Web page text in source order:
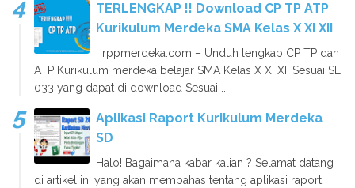
TERLENGKAP !! Download CP TP ATP
Kurikulum Merdeka SMA Kelas X XI XII
rppmerdeka.com – Unduh lengkap CP TP dan
ATP Kurikulum merdeka belajar SMA Kelas X XI XII Sesuai SE
033 yang dapat di download Sesuai ...
Aplikasi Raport Kurikulum Merdeka
SD
Halo! Bagaimana kabar kalian ? Selamat datang
di artikel ini yang akan membahas tentang aplikasi raport